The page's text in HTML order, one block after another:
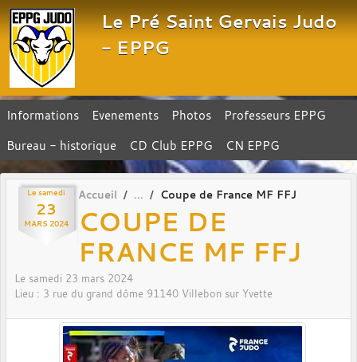
Le Pré Saint Gervais Judo
- EPPG
Informations Evenements Photos
Professeurs EPPG
Bureau - historique
CD Club EPPG CN EPPG
Le samedi
23
MARS 2024
Accueil Coupe de France MF FFJ
COUPE DE
FRANCE MF FFJ
Le samedi 23 mars 2024
Lieu : 3 rue du grand dôme 91140 Villebon sur Yvette
Panneau de gestion des cookies